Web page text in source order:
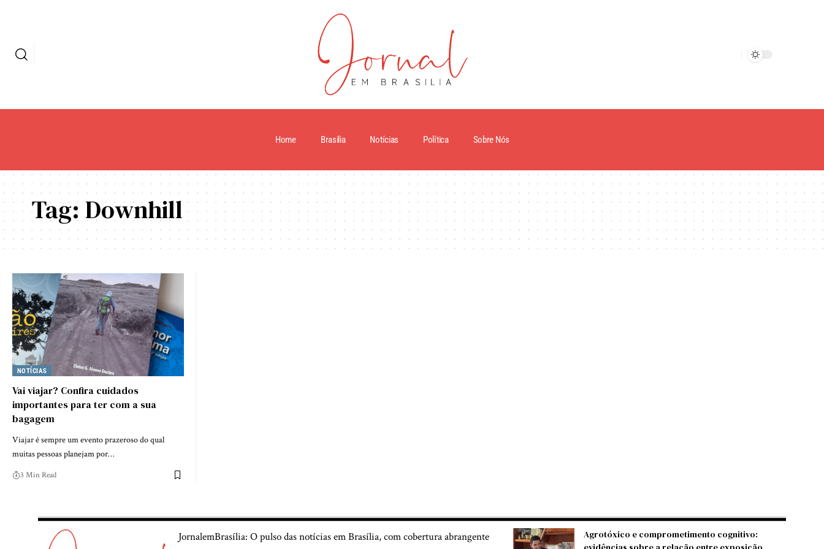
Home Brasilia Notícias Política Sobre Nós
Tag: Downhill
NOTÍCIAS
Vai viajar? Confira cuidados
importantes para ter com a sua
bagagem
Viajar é sempre um evento prazeroso do qual
muitas pessoas planejam por…
3 Min Read
JornalemBrasília: O pulso das notícias em Brasília, com cobertura abrangente
Agrotóxico e comprometimento cognitivo: